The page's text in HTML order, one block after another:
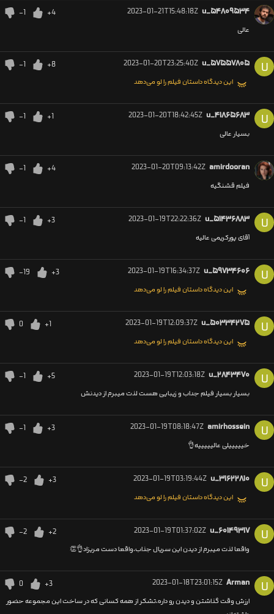
u_۵۴۸۰۹۵۳۴ 2023-01-21T15:48:18Z
+4
-1
عالی
U u_۵۷۵۵۷۸۰۵ 2023-01-20T23:25:40Z
+8
-1
این دیدگاه داستان فیلم را لو می‌دهد
U u_۴۱۸۶۵۶۸۳ 2023-01-20T18:42:45Z
+1
-1
بسیار عالی
amirdooran
2023-01-20T09:13:42Z
+4
-1
فیلم قشنگیه
U u_۵۱۴۳۶۸۸۳ 2023-01-19T22:22:36Z
+3
-1
آقای پورکریمی عالیه
U u_۵۹۷۳۴۶۰۶ 2023-01-19T16:34:37Z
+3
-19
این دیدگاه داستان فیلم را لو می‌دهد
U u_۵۰۳۳۴۲۷۵ 2023-01-19T12:09:37Z
+1
0
این دیدگاه داستان فیلم را لو می‌دهد
U u_۲۸۴۳۴۷۰ 2023-01-19T12:03:18Z
+5
-1
بسیار بسیار فیلم جداب و زیبایی هست لذت میبرم از دیدنش
U
amirhossein
2023-01-19T08:18:47Z
+3
-1
خیییییلی عالیییییه👌
U u_۳۱۶۲۲۸۱۰ 2023-01-19T03:19:44Z
+3
-2
این دیدگاه داستان فیلم را لو می‌دهد
U u_۶۰۱۴۹۳۱۷ 2023-01-19T01:37:02Z
+2
-2
واقعا لذت میبرم از دیدن این سریال جذاب،واقعا دست مریزاد👌👏
U
Arman
2023-01-18T23:01:15Z
+3
0
ارزش وقت گذاشتن و دیدن رو داره،تشکر از همه کسانی که در ساخت این مجموعه حضور